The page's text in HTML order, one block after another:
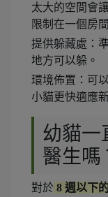
太大的空間會
限制在一個房
提供躲藏處：
地方可以躲。
環境佈置：可
小貓更快適應
幼貓一
醫生嗎
對於 8 週以下